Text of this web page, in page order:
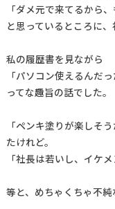
「ダメ元で来てるから、
と思っているところに
私の履歴書を見ながら
「パソコン使えるんだ
ってな趣旨の話でした。
「ペンキ塗りが楽しそ
たけれど。
「社長は若いし、イ
等と、めちゃくちゃ不